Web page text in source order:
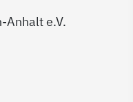
Anhalt e.V.